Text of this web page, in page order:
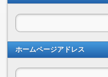
ホームページアドレス